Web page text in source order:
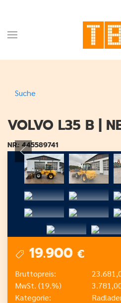
Suche
VOLVO L35 B |
NR.: 445589741
19.900 €
Bruttopreis:
MwSt. (19.%)
Kategorie: